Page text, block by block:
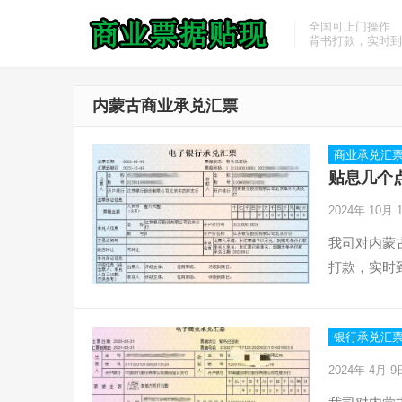
全国可上门操作
背书打款，实时
内蒙古商业承兑汇票
商业承兑汇
贴息几个
2024年 10月
我司对内蒙
打款，实时
银行承兑汇
2024年 4月 9